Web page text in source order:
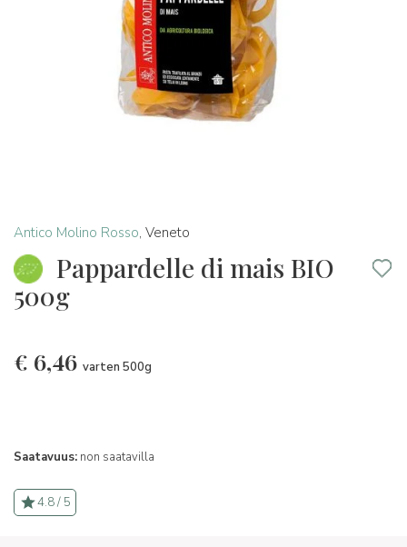
Antico Molino Rosso, Veneto
Pappardelle di mais BIO
500g
€ 6,46 varten 500g
Saatavuus: non saatavilla
4.8 / 5